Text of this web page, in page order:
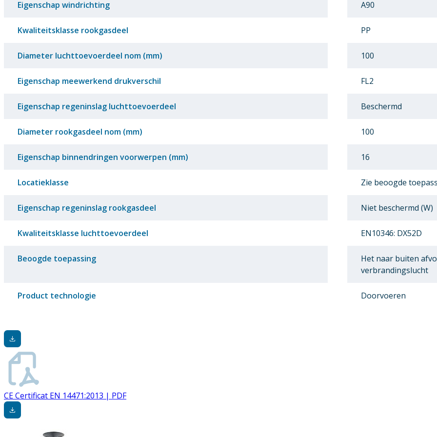
Eigenschap windrichting A90
Kwaliteitsklasse rookgasdeel PP
Diameter luchttoevoerdeel nom (mm) 100
Eigenschap meewerkend drukverschil FL2
Eigenschap regeninslag luchttoevoerdeel Beschermd
Diameter rookgasdeel nom (mm) 100
Eigenschap binnendringen voorwerpen (mm) 16
Locatieklasse Zie beoogde
Eigenschap regeninslag rookgasdeel Niet beschermd (W)
Kwaliteitsklasse luchttoevoerdeel EN10346: DX52D
Beoogde toepassing
Het naar buiten
verbrandingslucht
Product technologie Doorvoeren
CE Certificat EN 14471:2013 | PDF